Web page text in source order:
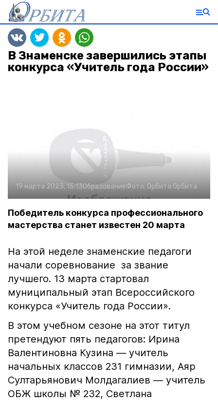
В Знаменске завершились этапы
конкурса «Учитель года России»
19 марта 2023, 15:13ОбразованиеФото: Орбита Орбита
Победитель конкурса профессионального
мастерства станет известен 20 марта
На этой неделе знаменские педагоги
начали соревнование за звание
лучшего. 13 марта стартовал
муниципальный этап Всероссийского
конкурса «Учитель года России».
В этом учебном сезоне на этот титул
претендуют пять педагогов: Ирина
Валентиновна Кузина — учитель
начальных классов 231 гимназии, Аяр
Султарьянович Молдагалиев — учитель
ОБЖ школы № 232, Светлана